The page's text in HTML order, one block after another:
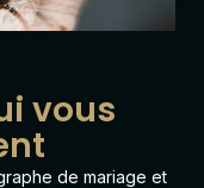
vous
de mariage et